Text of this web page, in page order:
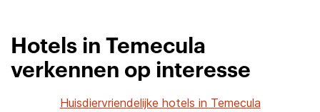
Hotels in Temecula
verkennen op interesse
Huisdiervriendelijke hotels in Temecula